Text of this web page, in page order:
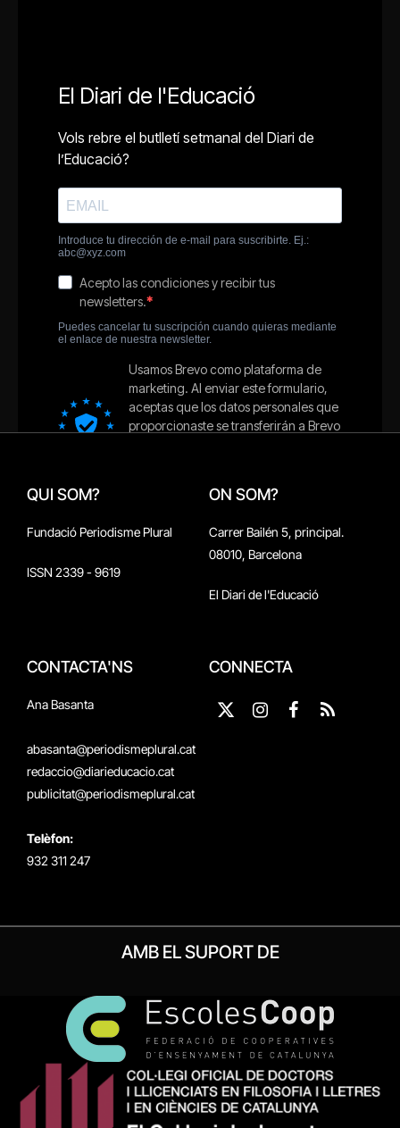
QUI SOM?
Fundació Periodisme Plural
ISSN 2339 - 9619
ON SOM?
Carrer Bailén 5, principal.
08010, Barcelona
El Diari de l'Educació
CONTACTA'NS
Ana Basanta
abasanta@periodismeplural.cat
redaccio@diarieducacio.cat
publicitat@periodismeplural.cat
Telèfon:
932 311 247
CONNECTA
X
Instagram
Facebook
RSS
AMB EL SUPORT DE